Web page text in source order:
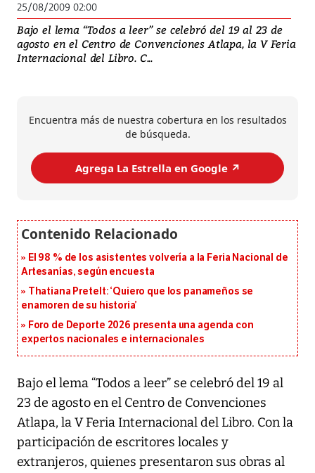
25/08/2009 02:00
Bajo el lema “Todos a leer” se celebró del 19 al 23 de
agosto en el Centro de Convenciones Atlapa, la V Feria
Internacional del Libro. C...
Encuentra más de nuestra cobertura en los resultados
de búsqueda.
Agrega La Estrella en Google ↗️
El 98 % de los asistentes volvería a la Feria Nacional de
Artesanías, según encuesta
Thatiana Pretelt: ‘Quiero que los panameños se
enamoren de su historia’
Foro de Deporte 2026 presenta una agenda con
expertos nacionales e internacionales
Bajo el lema “Todos a leer” se celebró del 19 al
23 de agosto en el Centro de Convenciones
Atlapa, la V Feria Internacional del Libro. Con la
participación de escritores locales y
extranjeros, quienes presentaron sus obras al